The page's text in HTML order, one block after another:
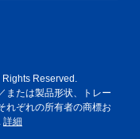
Reserved.
または製品形状、トレー
れぞれの所有者の商標お
詳細